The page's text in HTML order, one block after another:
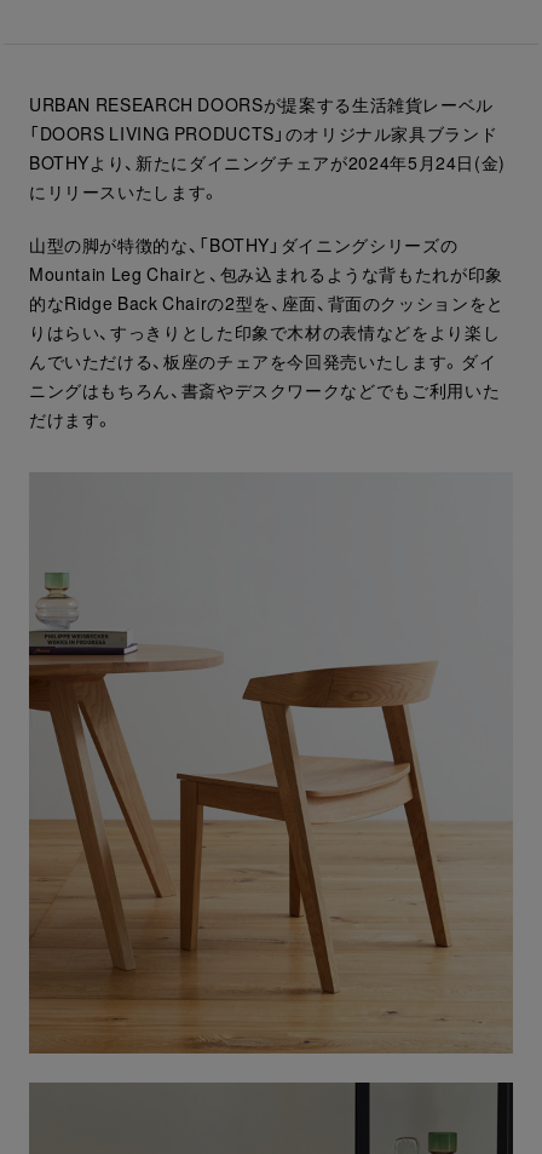
URBAN RESEARCH DOORSが提案する生活雑貨レーベル
「DOORS LIVING PRODUCTS」のオリジナル家具ブランド
BOTHYより、新たにダイニングチェアが2024年5月24日(金)
にリリースいたします。
山型の脚が特徴的な、「BOTHY」ダイニングシリーズの
Mountain Leg Chairと、包み込まれるような背もたれが印象
的なRidge Back Chairの2型を、座面、背面のクッションをと
りはらい、すっきりとした印象で木材の表情などをより楽し
んでいただける、板座のチェアを今回発売いたします。ダイ
ニングはもちろん、書斎やデスクワークなどでもご利用いた
だけます。